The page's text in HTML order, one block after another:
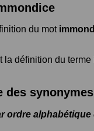
du mot
la définition du terme
des synonymes
ordre alphabétique